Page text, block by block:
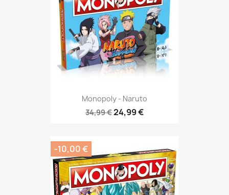
Monopoly - Naruto
34,99 €24,99 €
-10,00 €